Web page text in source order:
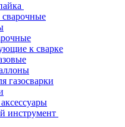
к сварке
газосварки
инструмент